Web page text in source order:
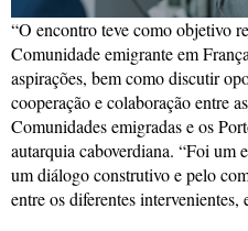
“O encontro teve como objetivo
Comunidade emigrante em
aspirações, bem como discutir
cooperação e colaboração entre
Comunidades emigradas e os
autarquia caboverdiana. “Foi um
um diálogo construtivo e pelo
entre os diferentes